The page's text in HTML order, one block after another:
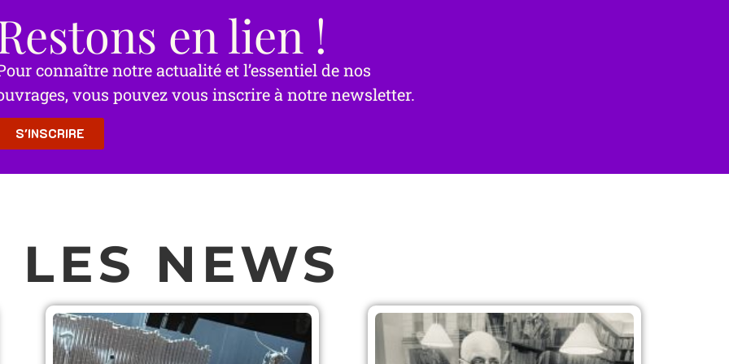
en lien !
connaître notre actualité et l’essentiel de nos
vous pouvez vous inscrire à notre newsletter.
S'INSCRIRE
LES NEWS